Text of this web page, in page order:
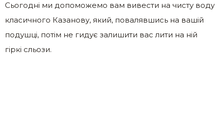
Сьогодні ми допоможемо вам вивести на чисту воду
класичного Казанову, який, повалявшись на вашій
подушці, потім не гидує залишити вас лити на ній
гіркі сльози.